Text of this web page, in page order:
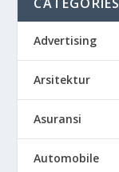
Advertising
Arsitektur
Asuransi
Automobile